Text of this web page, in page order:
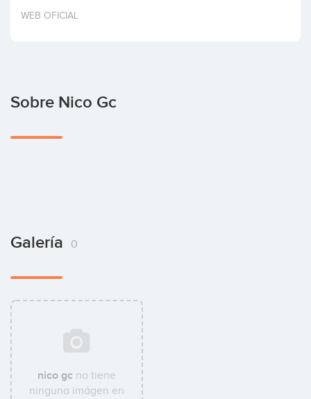
Invertir
WEB OFICIAL
Sobre Nico Gc
Galería 0
nico gc no tiene
ninguna imágen en